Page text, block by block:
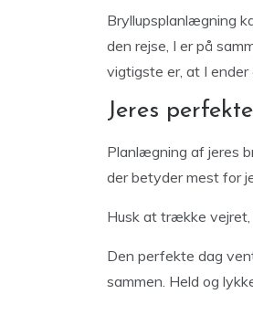
Bryllupsplanlægning
den rejse, I er på
vigtigste er, at I
Jeres
Planlægning af jeres
der betyder mest for
Husk at trække vejret,
Den perfekte dag
sammen. Held og